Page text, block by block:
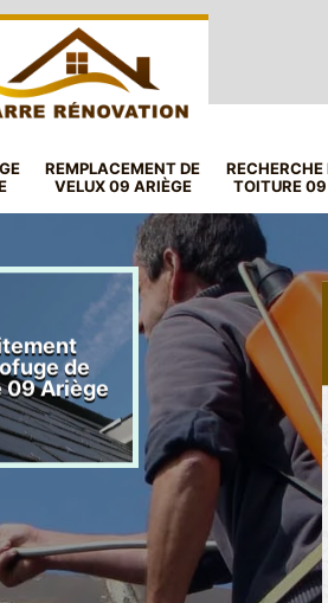
REMPLACEMENT DE
VELUX 09 ARIÈGE
RECHERCHE
TOITURE
de
Ariège
Remplacement
velux 09